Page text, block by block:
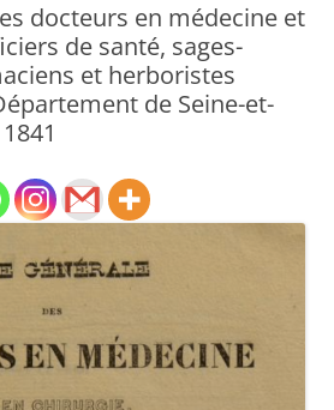
docteurs en médecine et
de santé, sages-
et herboristes
de Seine-et-